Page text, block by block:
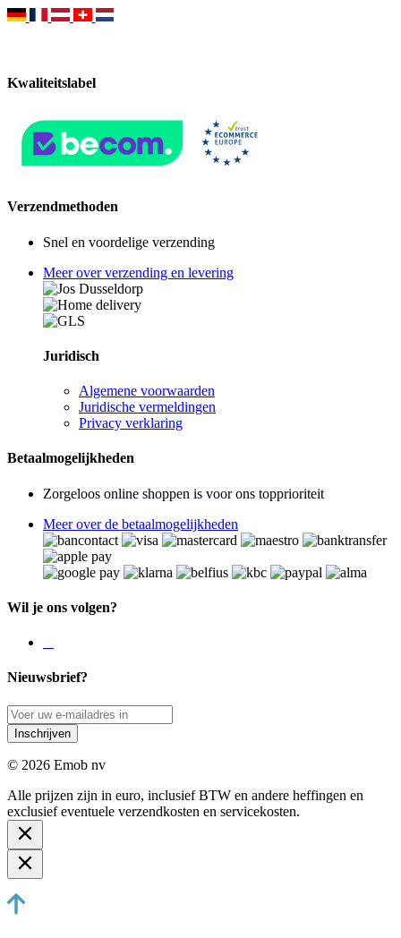
Kwaliteitslabel
Verzendmethoden
Snel en voordelige verzending
Meer over verzending en levering
Juridisch
Algemene voorwaarden
Juridische vermeldingen
Privacy verklaring
Betaalmogelijkheden
Zorgeloos online shoppen is voor ons topprioriteit
Meer over de betaalmogelijkheden
Wil je ons volgen?
Nieuwsbrief?
Inschrijven
© 2026 Emob nv
Alle prijzen zijn in euro, inclusief BTW en andere heffingen en
exclusief eventuele verzendkosten en servicekosten.